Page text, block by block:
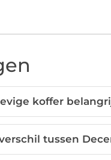
koffer
tussen